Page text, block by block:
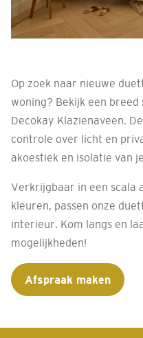
Op zoek naar nieuwe
woning? Bekijk een
Decokay Klazienaveen.
controle over licht en
akoestiek en isolatie van
Verkrijgbaar in een scala
kleuren, passen onze
interieur. Kom langs en
mogelijkheden!
Afspraak maken